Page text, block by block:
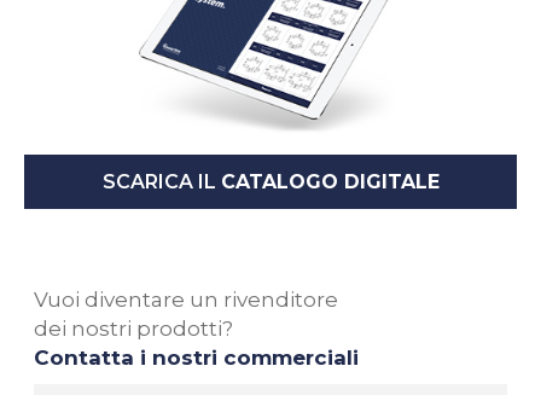
SCARICA IL CATALOGO DIGITALE
Vuoi diventare un rivenditore
dei nostri prodotti?
Contatta i nostri commerciali